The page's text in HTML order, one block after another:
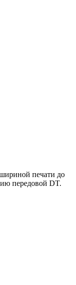
печати до
передовой DT.